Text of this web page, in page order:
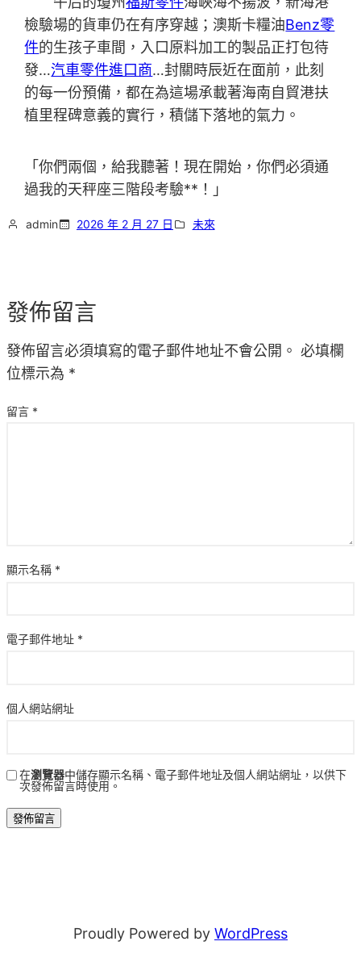
檢驗場的貨車仍在有序穿越；澳斯卡糧油Benz零
件的生孩子車間，入口原料加工的製品正打包待
發…汽車零件進口商…封關時辰近在面前，此刻
的每一份預備，都在為這場承載著海南自貿港扶
植里程碑意義的實行，積儲下落地的氣力。
「你們兩個，給我聽著！現在開始，你們必須通
過我的天秤座三階段考驗**！」
admin 2026 年 2 月 27 日 未來
發佈留言
發佈留言必須填寫的電子郵件地址不會公開。 必填欄
位標示為 *
留言 *
顯示名稱 *
電子郵件地址 *
個人網站網址
在瀏覽器中儲存顯示名稱、電子郵件地址及個人網站網址，以供下
次發佈留言時使用。
Proudly Powered by WordPress